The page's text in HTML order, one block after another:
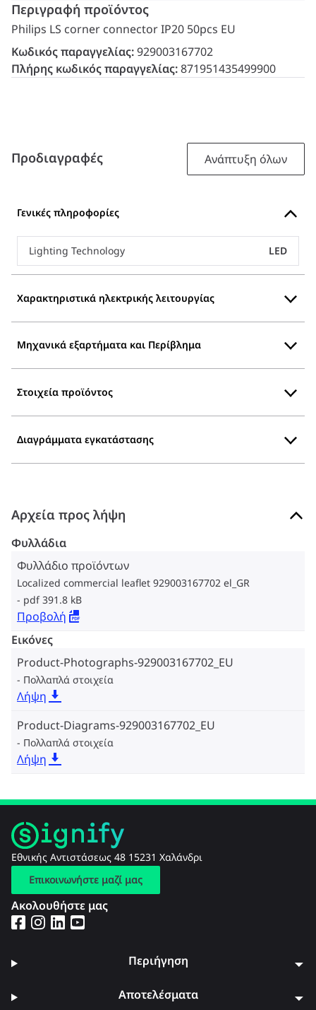
Περιγραφή προϊόντος
Philips LS corner connector IP20 50pcs EU
Κωδικός παραγγελίας:929003167702
Πλήρης κωδικός παραγγελίας:871951435499900
Προδιαγραφές Ανάπτυξη όλων
Γενικές πληροφορίες
Lighting Technology LED
Χαρακτηριστικά ηλεκτρικής λειτουργίας
Μηχανικά εξαρτήματα και Περίβλημα
Στοιχεία προϊόντος
Διαγράμματα εγκατάστασης
Αρχεία προς λήψη
Φυλλάδια
Φυλλάδιο προϊόντων
Localized commercial leaflet 929003167702 el_GR
pdf 391.8 kB
Προβολή
Εικόνες
Product-Photographs-929003167702_EU
Πολλαπλά στοιχεία
Λήψη
Product-Diagrams-929003167702_EU
Πολλαπλά στοιχεία
Λήψη
Εθνικής Αντιστάσεως 48 15231 Χαλάνδρι
Επικοινωνήστε μαζί μας
Ακολουθήστε μας
Περιήγηση
Αποτελέσματα